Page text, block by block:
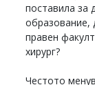
поставила за
образование,
правен
хирург?
Честото